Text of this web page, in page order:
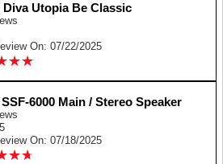
Diva Utopia Be Classic
On: 07/22/2025
★★
★★
6000 Main / Stereo Speaker
On: 07/18/2025
★★
★★